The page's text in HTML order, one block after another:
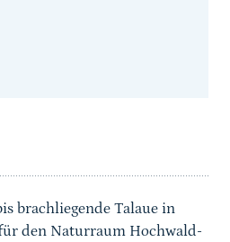
brachliegende Talaue in
den Naturraum Hochwald-